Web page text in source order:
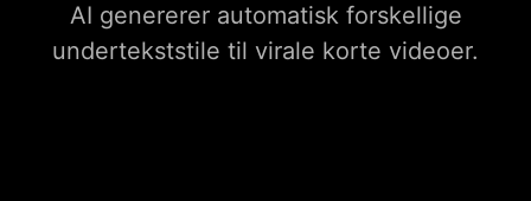
AI genererer automatisk forskellige
undertekststile til virale korte videoer.